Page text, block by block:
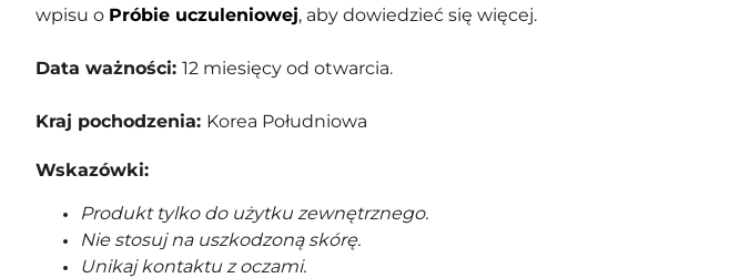
wpisu o Próbie uczuleniowej, aby dowiedzieć się więcej.
Data ważności: 12 miesięcy od otwarcia.
Kraj pochodzenia: Korea Południowa
Wskazówki:
Produkt tylko do użytku zewnętrznego.
Nie stosuj na uszkodzoną skórę.
Unikaj kontaktu z oczami.